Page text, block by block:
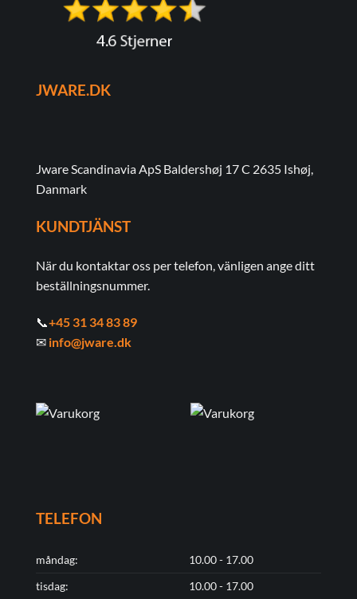
produktsidan
på
JWARE.DK
Jware Scandinavia ApS Baldershøj 17 C 2635 Ishøj,
Danmark
KUNDTJÄNST
När du kontaktar oss per telefon, vänligen ange ditt
beställningsnummer.
📞+45 31 34 83 89
✉ info@jware.dk
TELEFON
måndag:
10.00 - 17.00
tisdag:
10.00 - 17.00